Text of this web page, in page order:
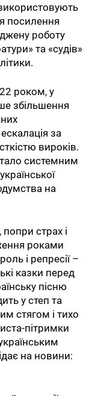
посилення
роботу
та «судів»
роком, у
збільшення
за
вироків.
системним
на
страх і
роками
і репресії –
казки перед
пісню
у степ та
стягом і тихо
пітримки
на новини: